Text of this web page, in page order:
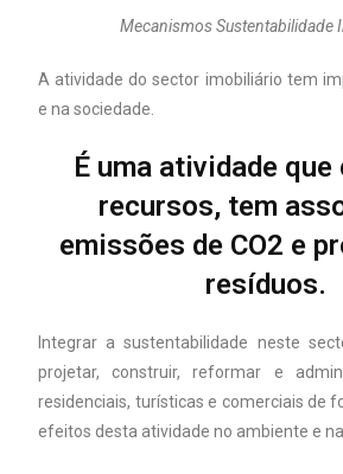
Mecanismos Sustentabilidade
A atividade do sector imobiliário tem
e na sociedade.
É uma atividade que
recursos, tem
emissões de CO2 e
resíduos.
Integrar a sustentabilidade neste
projetar, construir, reformar e
residenciais, turísticas e comerciais de
efeitos desta atividade no ambiente e